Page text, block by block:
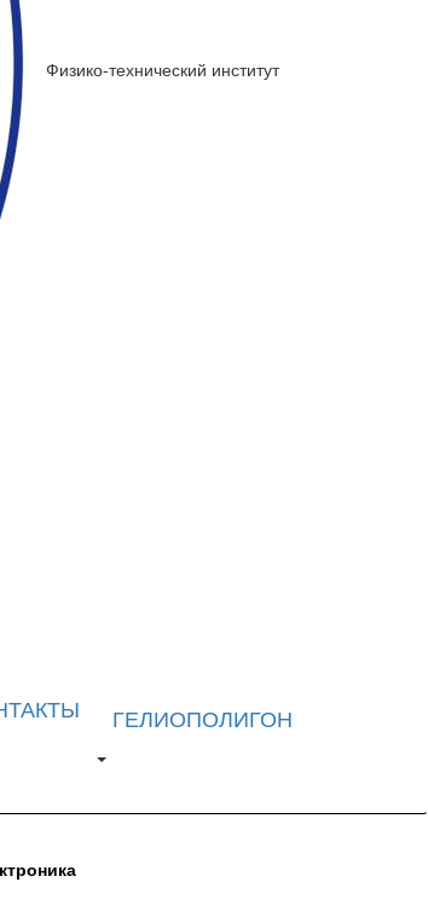
Физико-технический институт
ГЕЛИОПОЛИГОН